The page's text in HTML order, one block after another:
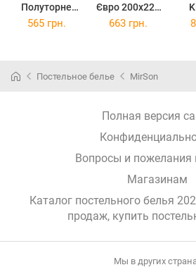
Полуторне
150х220 см 17-
Євро 200x220
см 17-0791
565 грн. 663 грн.
Постельное белье MirSon
Полная версия
Вопросы и пожелания
Магазинам
Каталог постельного белья
продаж, купить
Мы в других